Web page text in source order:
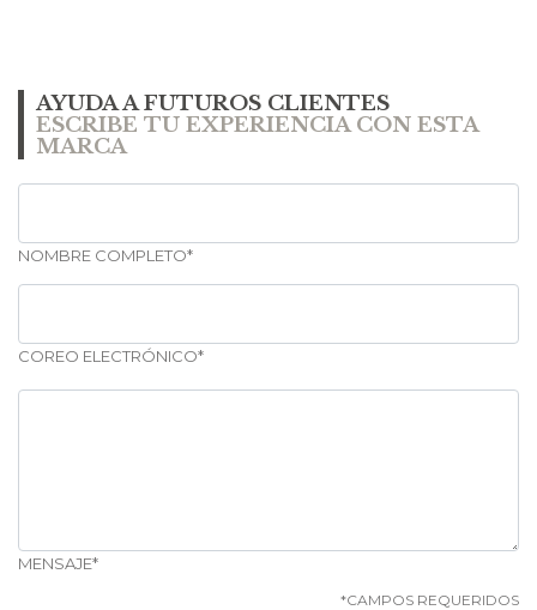
AYUDA A FUTUROS CLIENTES
ESCRIBE TU EXPERIENCIA CON ESTA
MARCA
NOMBRE COMPLETO*
COREO ELECTRÓNICO*
MENSAJE*
*CAMPOS REQUERIDOS